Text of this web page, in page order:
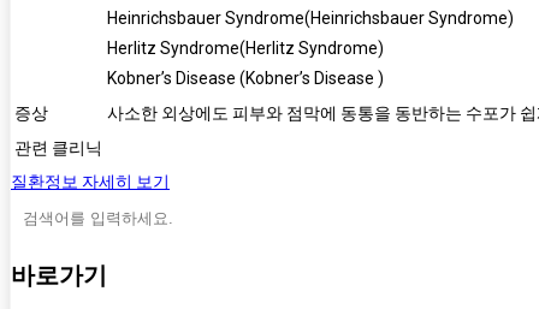
Heinrichsbauer Syndrome(Heinrichsbauer Syndrome)
Herlitz Syndrome(Herlitz Syndrome)
Kobner’s Disease (Kobner’s Disease )
증상
사소한 외상에도 피부와 점막에 동통을 동반하는 수포가
관련 클리닉
질환정보 자세히 보기
바로가기